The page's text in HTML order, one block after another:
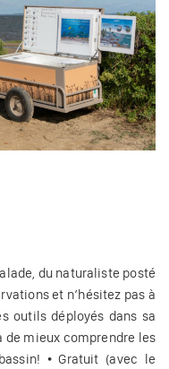
du naturaliste posté
et n’hésitez pas à
outils déployés dans sa
de mieux comprendre les
• Gratuit (avec le